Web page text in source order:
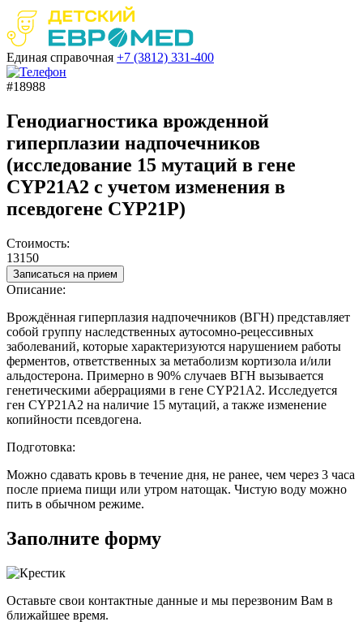
Единая справочная +7 (3812) 331-400
#18988
Генодиагностика врожденной
гиперплазии надпочечников
(исследование 15 мутаций в гене
CYP21A2 с учетом изменения в
псевдогене CYP21P)
Стоимость:
13150
Записаться на прием
Описание:
Врождённая гиперплазия надпочечников (ВГН) представляет
собой группу наследственных аутосомно-рецессивных
заболеваний, которые характеризуются нарушением работы
ферментов, ответственных за метаболизм кортизола и/или
альдостерона. Примерно в 90% случаев ВГН вызывается
генетическими аберрациями в гене CYP21A2. Исследуется
ген CYP21A2 на наличие 15 мутаций, а также изменение
копийности псевдогена.
Подготовка:
Можно сдавать кровь в течение дня, не ранее, чем через 3 часа
после приема пищи или утром натощак. Чистую воду можно
пить в обычном режиме.
Заполните форму
Оставьте свои контактные данные и мы перезвоним Вам в
ближайшее время.